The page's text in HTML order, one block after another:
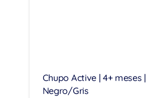
Chupo Active | 4+ meses |
Negro/Gris